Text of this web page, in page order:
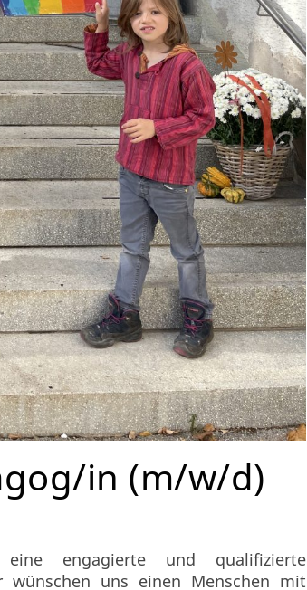
in (m/w/d)
engagierte und qualifizierte
wünschen uns einen Menschen mit